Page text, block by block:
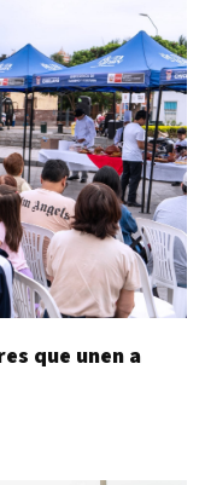
que unen a